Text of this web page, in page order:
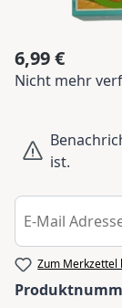
Regulärer Preis:
6,99 €
Nicht mehr
ist.
Zum Merkzettel